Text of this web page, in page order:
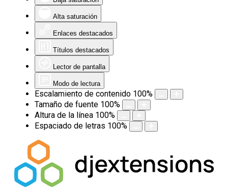
Alta saturación
Enlaces destacados
Títulos destacados
Lector de pantalla
Modo de lectura
Escalamiento de contenido 100%
Tamaño de fuente 100%
Altura de la línea 100%
Espaciado de letras 100%